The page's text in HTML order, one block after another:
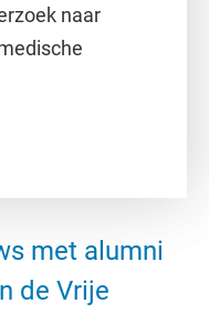
naar
met alumni
de Vrije